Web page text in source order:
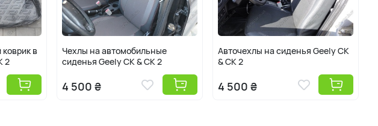
в
2
Чехлы на автомобильные
сиденья Geely CK & CK 2
4 500 ₴
Авточехлы на сиденья Geely CK
& CK 2
4 500 ₴